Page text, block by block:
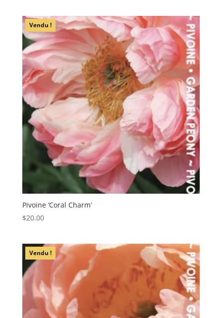
Vendu !
Pivoine ‘Coral Charm’
$20.00
Vendu !